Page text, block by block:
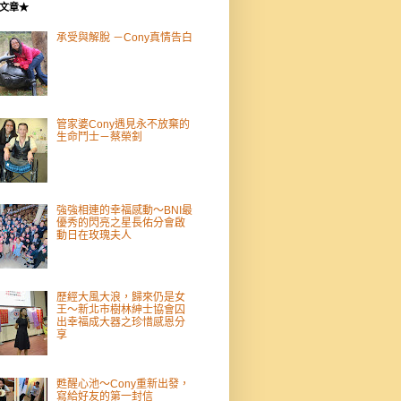
章★
承受與解脫 －Cony真情告白
管家婆Cony遇見永不放棄的
生命鬥士－蔡榮釗
強強相連的幸福感動～BNI最
優秀的閃亮之星長佑分會啟
動日在玫瑰夫人
歷經大風大浪，歸來仍是女
王～新北市樹林紳士協會囚
出幸福成大器之珍惜感恩分
享
甦醒心池～Cony重新出發，
寫給好友的第一封信